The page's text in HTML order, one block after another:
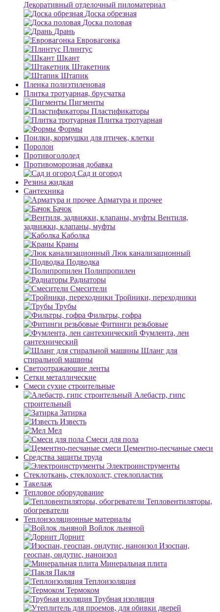
Декоративный отделочный пиломатериал
Доска обрезная
Доска половая
Дрань
Евровагонка
Плинтус
Шкант
Штакетник
Штапик
Пленка полиэтиленовая
Плитка тротуарная, брусчатка
Пигменты
Пластификаторы
Плитка тротуарная
Формы
Поилки, кормушки для птичек, клетки
Поролон
Противогололед
Противоморозная добавка
Сад и огород
Резина жидкая
Сантехника
Арматура и прочее
Бачок
Вентиля,
задвижки, клапаны, муфты
Каболка
Краны
Люк канализационный
Подводка
Полипропилен
Радиаторы
Смесители
Тройники, переходники
Трубы
Фильтры, гофра
Фитинги резьбовые
Фумлента, лен
сантехнический
Шланг для
стиральной машины
Светоотражающие ленты
Сетки металлические
Смеси сухие строительные
Алебастр, гипс
строительный
Затирка
Известь
Мел
Смеси для пола
Цементно-песчаные смеси
Средства защиты труда
Электроинструменты
Стеклоткань, стеклохолст, стеклопластик
Такелаж
Тепловое оборудование
Тепловентиляторы,
обогреватели
Теплоизоляционные материалы
Войлок льняной
Дорнит
Изоспан,
геоспан, ондутис, наноизол
Минеральная плита
Пакля
Теплоизоляция
Термоком
Трубная изоляция